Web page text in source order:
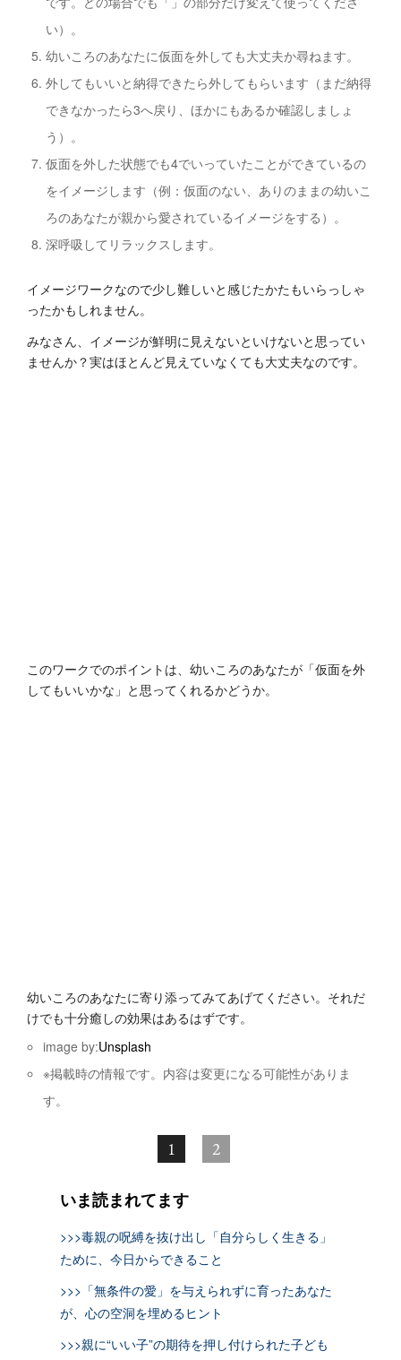
い）。
幼いころのあなたに仮面を外しても大丈夫か尋ねます。
外してもいいと納得できたら外してもらいます（まだ納得
できなかったら3へ戻り、ほかにもあるか確認しましょ
う）。
仮面を外した状態でも4でいっていたことができているの
をイメージします（例：仮面のない、ありのままの幼いこ
ろのあなたが親から愛されているイメージをする）。
深呼吸してリラックスします。
イメージワークなので少し難しいと感じたかたもいらっしゃ
ったかもしれません。
みなさん、イメージが鮮明に見えないといけないと思ってい
ませんか？実はほとんど見えていなくても大丈夫なのです。
このワークでのポイントは、幼いころのあなたが「仮面を外
してもいいかな」と思ってくれるかどうか。
幼いころのあなたに寄り添ってみてあげてください。それだ
けでも十分癒しの効果はあるはずです。
image by:Unsplash
※掲載時の情報です。内容は変更になる可能性がありま
す。
1 2
いま読まれてます
>>>毒親の呪縛を抜け出し「自分らしく生きる」
ために、今日からできること
>>>「無条件の愛」を与えられずに育ったあなた
が、心の空洞を埋めるヒント
>>>親に“いい子”の期待を押し付けられた子ども